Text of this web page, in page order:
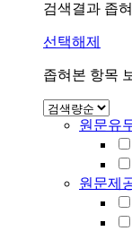
검색결과 좁혀
선택해제
좁혀본 항목
원문유
원문제